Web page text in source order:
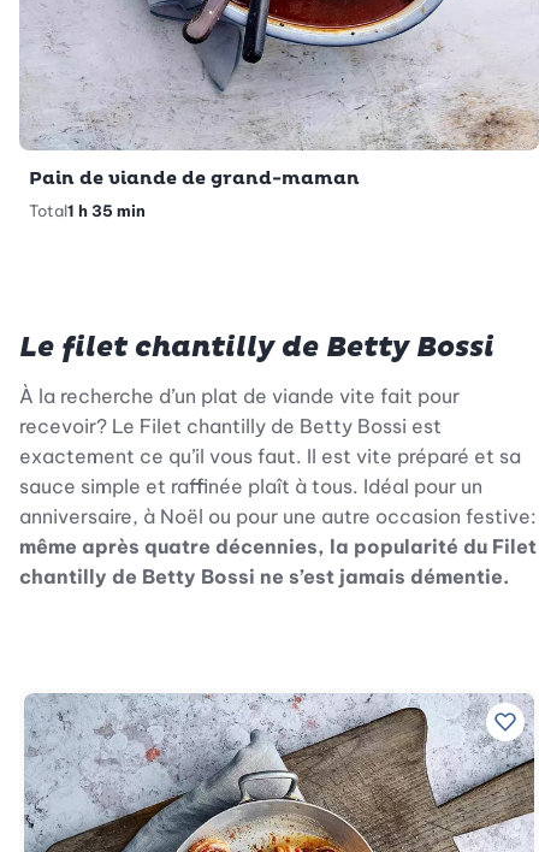
Pain de viande de grand-maman
Total1 h 35 min
Le filet chantilly de Betty Bossi
À la recherche d’un plat de viande vite fait pour
recevoir? Le Filet chantilly de Betty Bossi est
exactement ce qu’il vous faut. Il est vite préparé et sa
sauce simple et raffinée plaît à tous. Idéal pour un
anniversaire, à Noël ou pour une autre occasion festive:
même après quatre décennies, la popularité du Filet
chantilly de Betty Bossi ne s’est jamais démentie.